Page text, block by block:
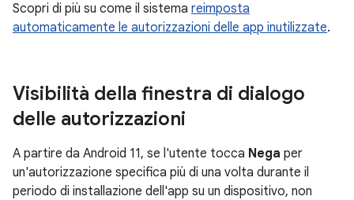
Scopri di più su come il sistema reimposta
automaticamente le autorizzazioni delle app inutilizzate.
Visibilità della finestra di dialogo
delle autorizzazioni
A partire da Android 11, se l'utente tocca Nega per
un'autorizzazione specifica più di una volta durante il
periodo di installazione dell'app su un dispositivo, non